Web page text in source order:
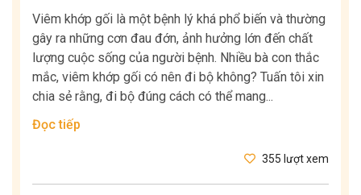
Viêm khớp gối là một bệnh lý khá phổ biến và thường
gây ra những cơn đau đớn, ảnh hưởng lớn đến chất
lượng cuộc sống của người bệnh. Nhiều bà con thắc
mắc, viêm khớp gối có nên đi bộ không? Tuấn tôi xin
chia sẻ rằng, đi bộ đúng cách có thể mang...
Đọc tiếp
355 lượt xem